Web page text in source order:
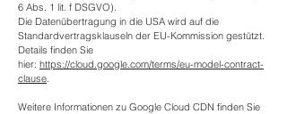
6 Abs. 1 lit. f DSGVO).
Die Datenübertragung in die USA wird auf die
Standardvertragsklauseln der EU-Kommission gestützt.
Details finden Sie
hier: https://cloud.google.com/terms/eu-model-contract-
clause.
Weitere Informationen zu Google Cloud CDN finden Sie